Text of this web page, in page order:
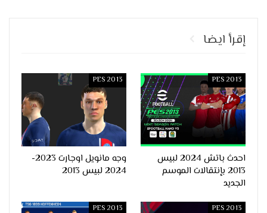
إقرأ ايضا
PES 2013
احدث باتش 2024 لبيس
2013 بإنتقالات الموسم
الجديد
PES 2013
وجه مانويل اوجارت 2023-
2024 لبيس 2013
PES 2013
PES 2013